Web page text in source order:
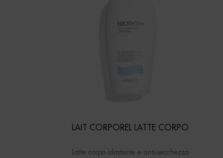
LAIT CORPOREL LATTE CORPO
Latte corpo idratante e anti-secchezza